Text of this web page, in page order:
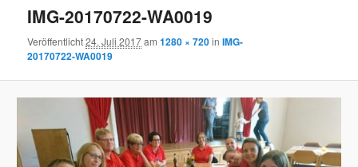
IMG-20170722-WA0019
Veröffentlicht24. Juli 2017am1280 × 720inIMG-
20170722-WA0019